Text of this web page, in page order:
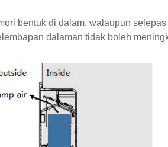
bentuk di dalam, walaupun
dalaman tidak boleh